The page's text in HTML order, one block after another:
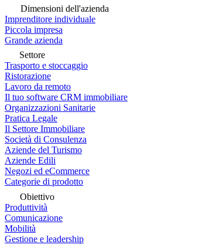
Dimensioni dell'azienda
Imprenditore individuale
Piccola impresa
Grande azienda
Settore
Trasporto e stoccaggio
Ristorazione
Lavoro da remoto
Il tuo software CRM immobiliare
Organizzazioni Sanitarie
Pratica Legale
Il Settore Immobiliare
Società di Consulenza
Aziende del Turismo
Aziende Edili
Negozi ed eCommerce
Categorie di prodotto
Obiettivo
Produttività
Comunicazione
Mobilità
Gestione e leadership